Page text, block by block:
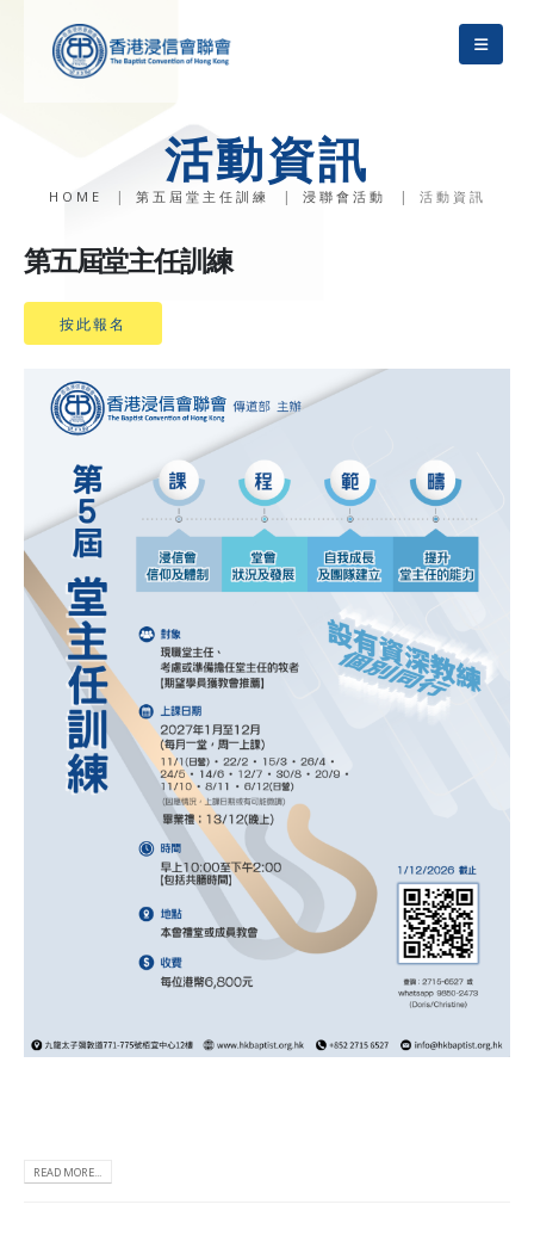
活動資訊
HOME 第五屆堂主任訓練 浸聯會活動 活動資訊
第五屆堂主任訓練
按此報名
READ MORE...